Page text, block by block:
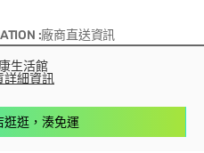
:廠商直送資訊
生活館
詳細資訊
逛逛，湊免運